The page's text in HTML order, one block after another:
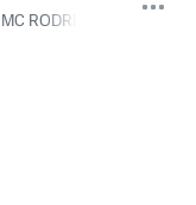
MC RODRIGO DO CN